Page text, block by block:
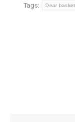
Tags: Dear